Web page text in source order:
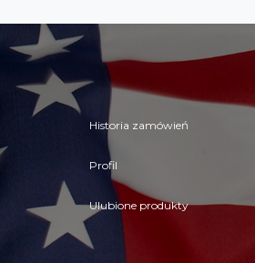
Historia zamówień
Profil
Ulubione produkty